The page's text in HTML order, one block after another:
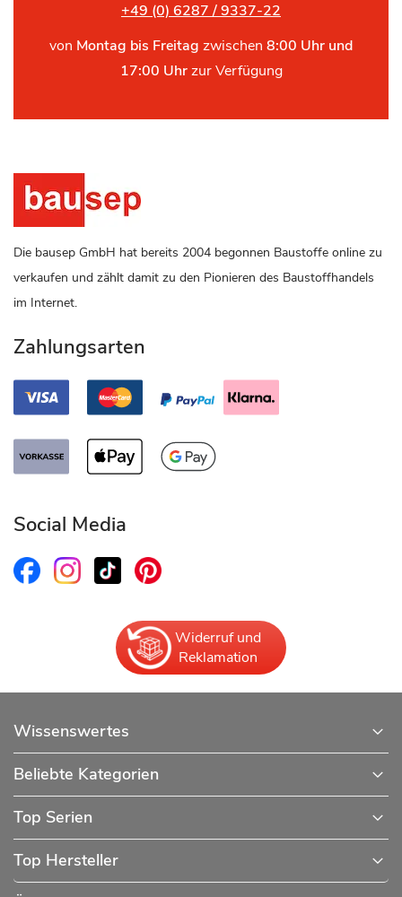
+49 (0) 6287 / 9337-22
von Montag bis Freitag zwischen 8:00 Uhr und
17:00 Uhrzur Verfügung
Die bausep GmbH hat bereits 2004 begonnen Baustoffe online zu
verkaufen und zählt damit zu den Pionieren des Baustoffhandels
im Internet.
Zahlungsarten
Social Media
Widerruf und
Reklamation
Wissenswertes
Beliebte Kategorien
Top Serien
Top Hersteller